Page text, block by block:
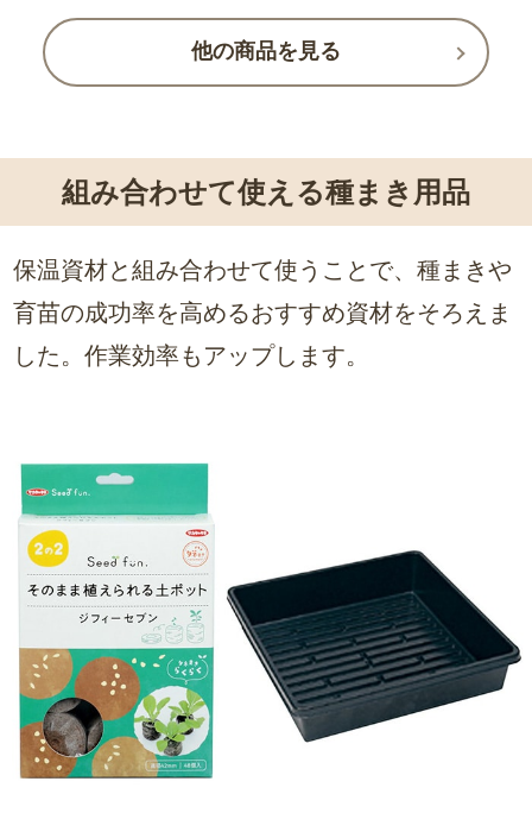
他の商品を見る
組み合わせて使える種まき用品
保温資材と組み合わせて使うことで、種まきや
育苗の成功率を高めるおすすめ資材をそろえま
した。作業効率もアップします。